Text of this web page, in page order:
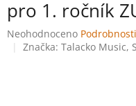
pro 1. ročník
Průměrné
hodnocení
Neohodnoceno
Značka: Talacko Music,